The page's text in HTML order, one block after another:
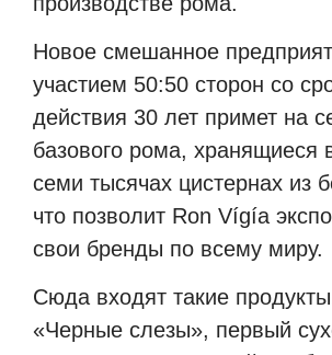
Новое смешанное
участием 50:50 сторон со
действия 30 лет примет на
базового рома, хранящиеся
семи тысячах цистернах из
что позволит Ron Vígía
свои бренды по всему миру.
Сюда входят такие
«Черные слезы», первый